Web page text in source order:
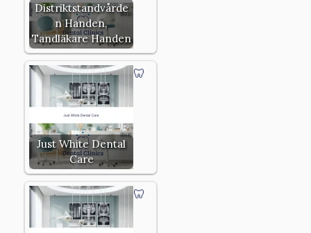
Distriktstandvårde
n Handen,
Tandläkare Handen
Just White Dental
Care